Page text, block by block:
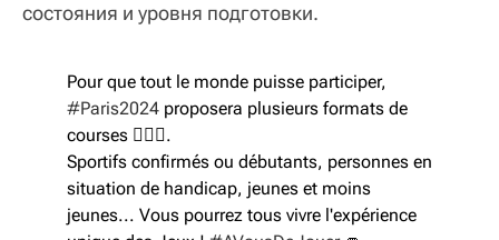
состояния и уровня подготовки.
Pour que tout le monde puisse participer,
#Paris2024 proposera plusieurs formats de
courses 🏃‍🏃‍♀️‍.
Sportifs confirmés ou débutants, personnes en
situation de handicap, jeunes et moins
jeunes... Vous pourrez tous vivre l'expérience